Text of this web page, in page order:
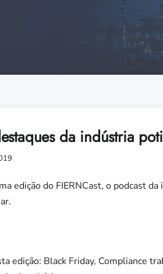
da indústria
edição do FIERNCast, o podcast
edição: Black Friday, Compliance